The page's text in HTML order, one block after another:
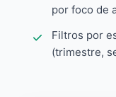
por foco de
Filtros por
(trimestre,